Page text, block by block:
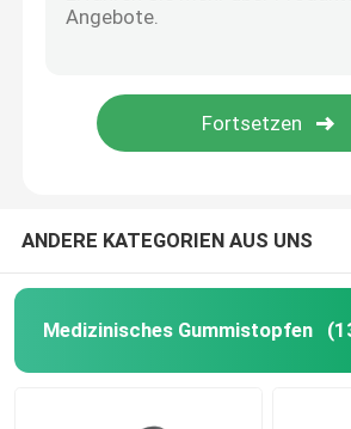
Urinausscheidende Katheter-
Infusions-Zusätze
ANDERE KATEGORIEN AUS UNS
Medizinisches Gummistopfen